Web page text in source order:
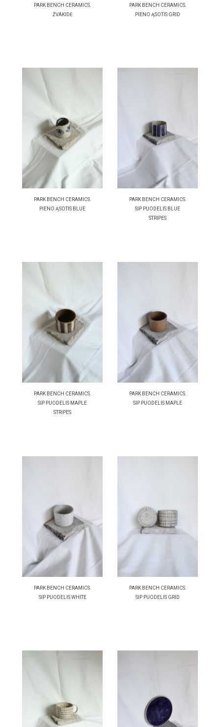
PARK BENCH CERAMICS.
ŽVAKIDĖ
PARK BENCH CERAMICS.
PIENO ĄSOTIS GRID
PARK BENCH CERAMICS.
PIENO ĄSOTIS BLUE
PARK BENCH CERAMICS.
SIP PUODELIS BLUE
STRIPES
PARK BENCH CERAMICS.
SIP PUODELIS MAPLE
STRIPES
PARK BENCH CERAMICS.
SIP PUODELIS MAPLE
PARK BENCH CERAMICS.
SIP PUODELIS WHITE
PARK BENCH CERAMICS.
SIP PUODELIS GRID